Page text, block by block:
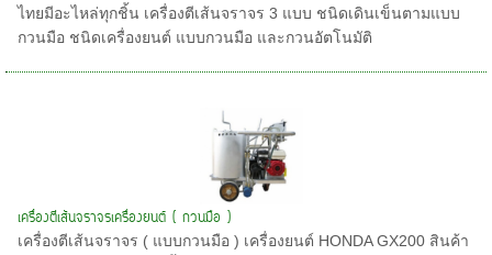
ไทยมีอะไหล่ทุกชิ้น เครื่องตีเส้นจราจร 3 แบบ ชนิดเดินเข็นตามแบบ
กวนมือ ชนิดเครื่องยนต์ แบบกวนมือ และกวนอัตโนมัติ
เครื่่องตีเส้นจราจรเครื่องยนต์ ( กวนมือ )
เครื่องตีเส้นจราจร ( แบบกวนมือ ) เครื่องยนต์ HONDA GX200 สินค้า